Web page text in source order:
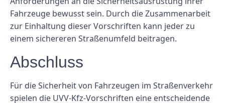
Fahrzeuge bewusst sein. Durch die Zusammenarbeit
zur Einhaltung dieser Vorschriften kann jeder zu
einem sichereren Straßenumfeld beitragen.
Abschluss
Für die Sicherheit von Fahrzeugen im Straßenverkehr
spielen die UVV-Kfz-Vorschriften eine entscheidende